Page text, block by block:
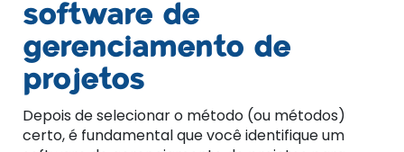
software de
gerenciamento de
projetos
Depois de selecionar o método (ou métodos)
certo, é fundamental que você identifique um